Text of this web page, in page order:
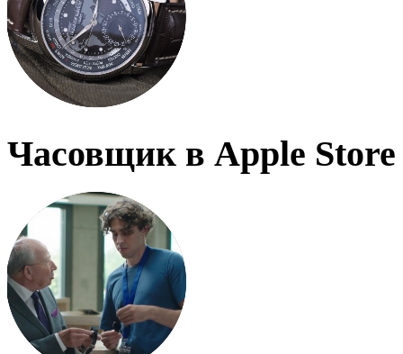
Часовщик в Apple Store